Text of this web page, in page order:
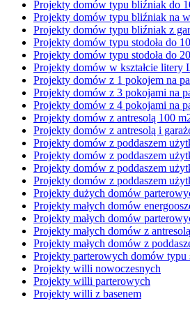
Projekty domów typu bliźniak do
Projekty domów typu bliźniak na
Projekty domów typu bliźniak z
Projekty domów typu stodoła do
Projekty domów typu stodoła do
Projekty domów w kształcie litery
Projekty domów z 1 pokojem na
Projekty domów z 3 pokojami na
Projekty domów z 4 pokojami na
Projekty domów z antresolą 100
Projekty domów z antresolą i
Projekty domów z poddaszem
Projekty domów z poddaszem
Projekty domów z poddaszem
Projekty domów z poddaszem
Projekty dużych domów
Projekty małych domów
Projekty małych domów
Projekty małych domów z antresolą
Projekty małych domów z
Projekty parterowych domów typu
Projekty willi nowoczesnych
Projekty willi parterowych
Projekty willi z basenem